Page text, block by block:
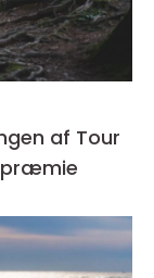
af Tour
præmie